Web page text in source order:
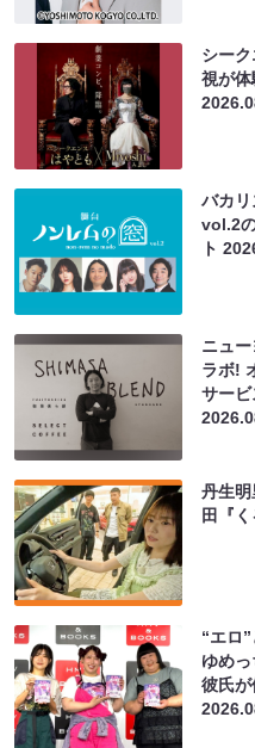
シー
視が
バカリ
vol.2
ト
ニュ
ラボ!
サー
丹生
田『
“エロ
ゆめ
彼氏が